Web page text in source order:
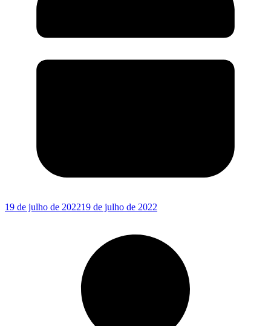
19 de julho de 202219 de julho de 2022